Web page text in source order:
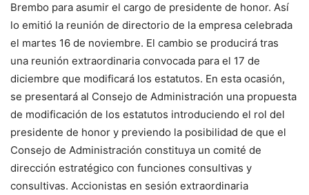
Brembo para asumir el cargo de presidente de honor. Así
lo emitió la reunión de directorio de la empresa celebrada
el martes 16 de noviembre. El cambio se producirá tras
una reunión extraordinaria convocada para el 17 de
diciembre que modificará los estatutos. En esta ocasión,
se presentará al Consejo de Administración una propuesta
de modificación de los estatutos introduciendo el rol del
presidente de honor y previendo la posibilidad de que el
Consejo de Administración constituya un comité de
dirección estratégico con funciones consultivas y
consultivas. Accionistas en sesión extraordinaria